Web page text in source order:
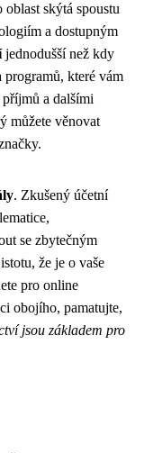
skýtá spoustu
a dostupným
jednodušší než kdy
které vám
a dalšími
můžete věnovat
. Zkušený účetní
se zbytečným
že je o vaše
pro online
obojího, pamatujte,
jsou základem pro